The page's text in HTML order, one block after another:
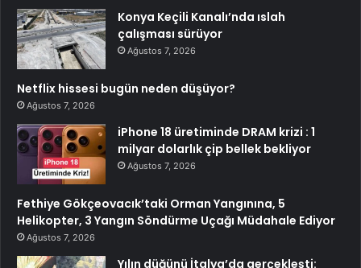
Konya Keçili Kanalı’nda ıslah
çalışması sürüyor
Ağustos 7, 2026
Netflix hissesi bugün neden düşüyor?
Ağustos 7, 2026
iPhone 18 üretiminde DRAM krizi : 1
milyar dolarlık çip bellek bekliyor
Ağustos 7, 2026
Fethiye Gökçeovacık’taki Orman Yangınına, 5
Helikopter, 3 Yangın Söndürme Uçağı Müdahale Ediyor
Ağustos 7, 2026
Yılın düğünü İtalya’da gerçekleşti: